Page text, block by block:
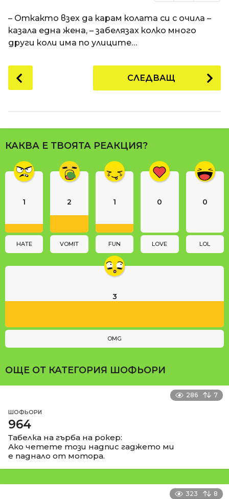
– Откакто взех да карам колата си с очила –
казала една жена, – забелязах колко много
други коли има по улиците…
o
P
a
g
n
o
СЛЕДВАЩ
КАКВА Е ТВОЯТА РЕАКЦИЯ?
1
HATE
2
VOMIT
1
FUN
0
LOVE
0
LOL
3
OMG
ОЩЕ ОТ КАТЕГОРИЯ ШОФЬОРИ
286 7
ШОФЬОРИ
964
Табелка на гърба на рокер:
Ако четете този надпис гаджето ми
е паднало от мотора.
323 8